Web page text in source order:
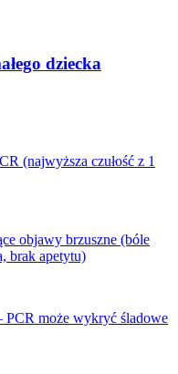
dziecka
(najwyższa czułość z 1
objawy brzuszne (bóle
brak apetytu)
PCR może wykryć śladowe